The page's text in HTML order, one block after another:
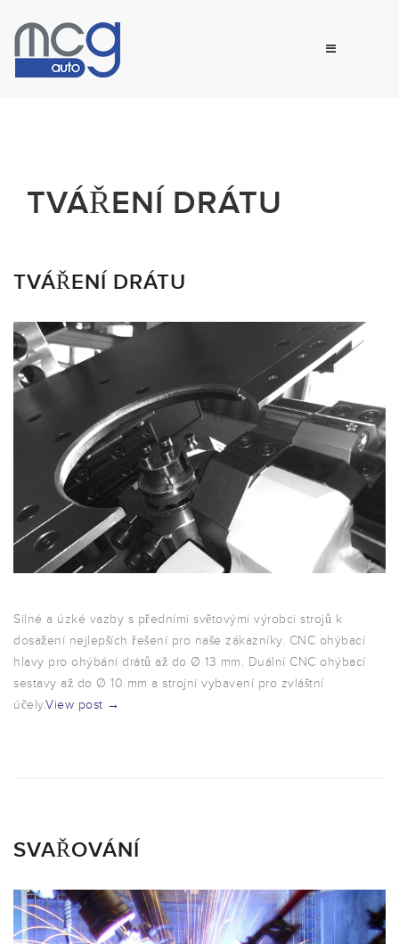
TVÁŘENÍ DRÁTU
TVÁŘENÍ DRÁTU
Silné a úzké vazby s předními světovými výrobci strojů k
dosažení nejlepších řešení pro naše zákazníky. CNC ohýbací
hlavy pro ohýbání drátů až do Ø 13 mm. Duální CNC ohýbací
sestavy až do Ø 10 mm a strojní vybavení pro zvláštní
účely.View post →
SVAŘOVÁNÍ